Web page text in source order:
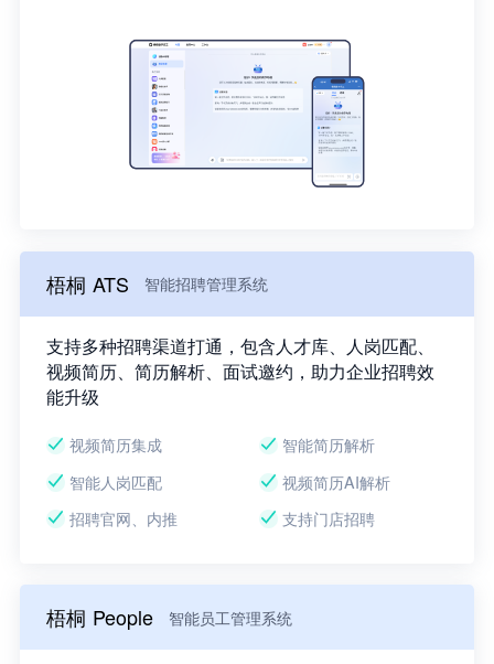
梧桐 ATS 智能招聘管理系统
支持多种招聘渠道打通，包含人才库、人岗匹配、
视频简历、简历解析、面试邀约，助力企业招聘效
能升级
视频简历集成
智能简历解析
智能人岗匹配
视频简历AI解析
招聘官网、内推
支持门店招聘
梧桐 People 智能员工管理系统